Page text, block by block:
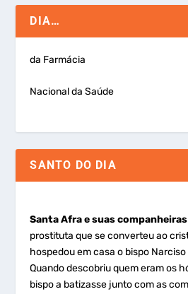
DIA…
da Farmácia
Nacional da Saúde
SANTO DO DIA
Santa Afra e suas companheiras
prostituta que se converteu ao
hospedou em casa o bispo
Quando descobriu quem eram os
bispo a batizasse junto com as